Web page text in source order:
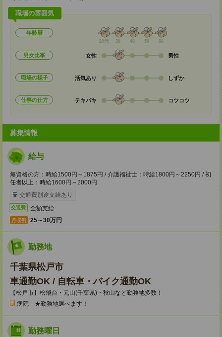
職場の雰囲気
年齢層
20代 30 40 50 60
男女比率 女性 男性
職場の様子 活気あり しずか
仕事の仕方 テキパキ コツコツ
募集情報
給与
無資格の方：時給1500円～1875円 / 介護福祉士：時給1800円～2250円 / 初
任者以上：時給1600円～2000円
交通費別途支給あり
交通費 全額支給
月収例 25～30万円
勤務地
千葉県松戸市
車通勤OK / 自転車・バイク通勤OK
【松戸市】松飛台・元山(千葉県)・秋山など勤務地多数！
病院 ★勤務地選べます！
勤務曜日